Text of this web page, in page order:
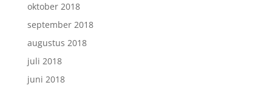
oktober 2018
september 2018
augustus 2018
juli 2018
juni 2018